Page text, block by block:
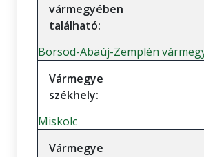
vármegyében
található:
Borsod-Abaúj-Zemplén
Vármegye
székhely:
Miskolc
Vármegye